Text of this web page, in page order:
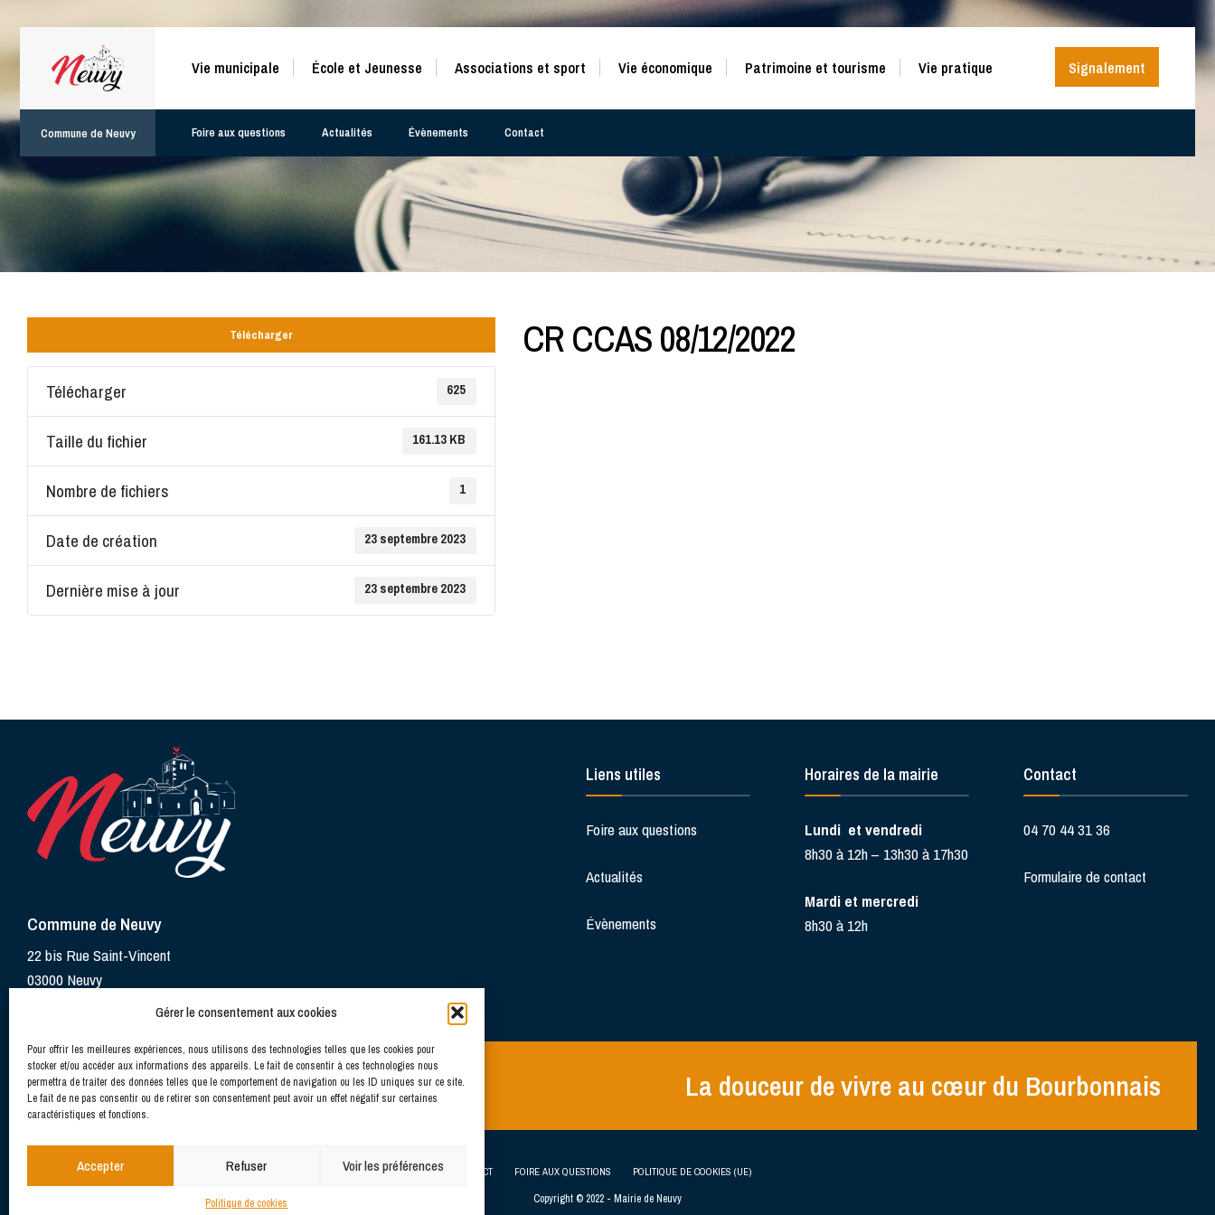
Gérer le consentement aux cookies
Pour offrir les meilleures expériences, nous utilisons des technologies telles que les cookies pour
stocker et/ou accéder aux informations des appareils. Le fait de consentir à ces technologies nous
permettra de traiter des données telles que le comportement de navigation ou les ID uniques sur ce site.
Le fait de ne pas consentir ou de retirer son consentement peut avoir un effet négatif sur certaines
caractéristiques et fonctions.
Accepter Refuser Voir les préférences
Politique de cookies
Vie municipale École et Jeunesse Associations et sport Vie économique Patrimoine et tourisme Vie pratique Signalement
Commune de Neuvy Foire aux questions Actualités Évènements Contact
Télécharger
Télécharger 625
Taille du fichier 161.13 KB
Nombre de fichiers 1
Date de création 23 septembre 2023
Dernière mise à jour 23 septembre 2023
CR CCAS 08/12/2022
Commune de Neuvy
22 bis Rue Saint-Vincent
03000 Neuvy
Liens utiles
Foire aux questions
Actualités
Évènements
Horaires de la mairie
Lundi et vendredi
8h30 à 12h – 13h30 à 17h30
Mardi et mercredi
8h30 à 12h
Contact
04 70 44 31 36
Formulaire de contact
La douceur de vivre au cœur du Bourbonnais
CONTACT FOIRE AUX QUESTIONS POLITIQUE DE COOKIES (UE)
Copyright © 2022 - Mairie de Neuvy